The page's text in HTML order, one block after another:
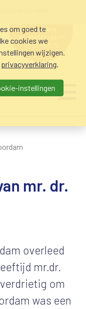
hulp nodig
bij geldzorgen?
0800-8115.nl
mr. dr.
overleed
mr.dr.
om
was een
om goed te
cookies we
wijzigen.
privacyverklaring.
instellingen